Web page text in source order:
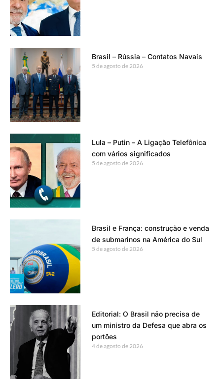
Brasil – Rússia – Contatos Navais
5 de agosto de 2026
Lula – Putin – A Ligação Telefônica
com vários significados
5 de agosto de 2026
Brasil e França: construção e venda
de submarinos na América do Sul
5 de agosto de 2026
Editorial: O Brasil não precisa de
um ministro da Defesa que abra os
portões
4 de agosto de 2026